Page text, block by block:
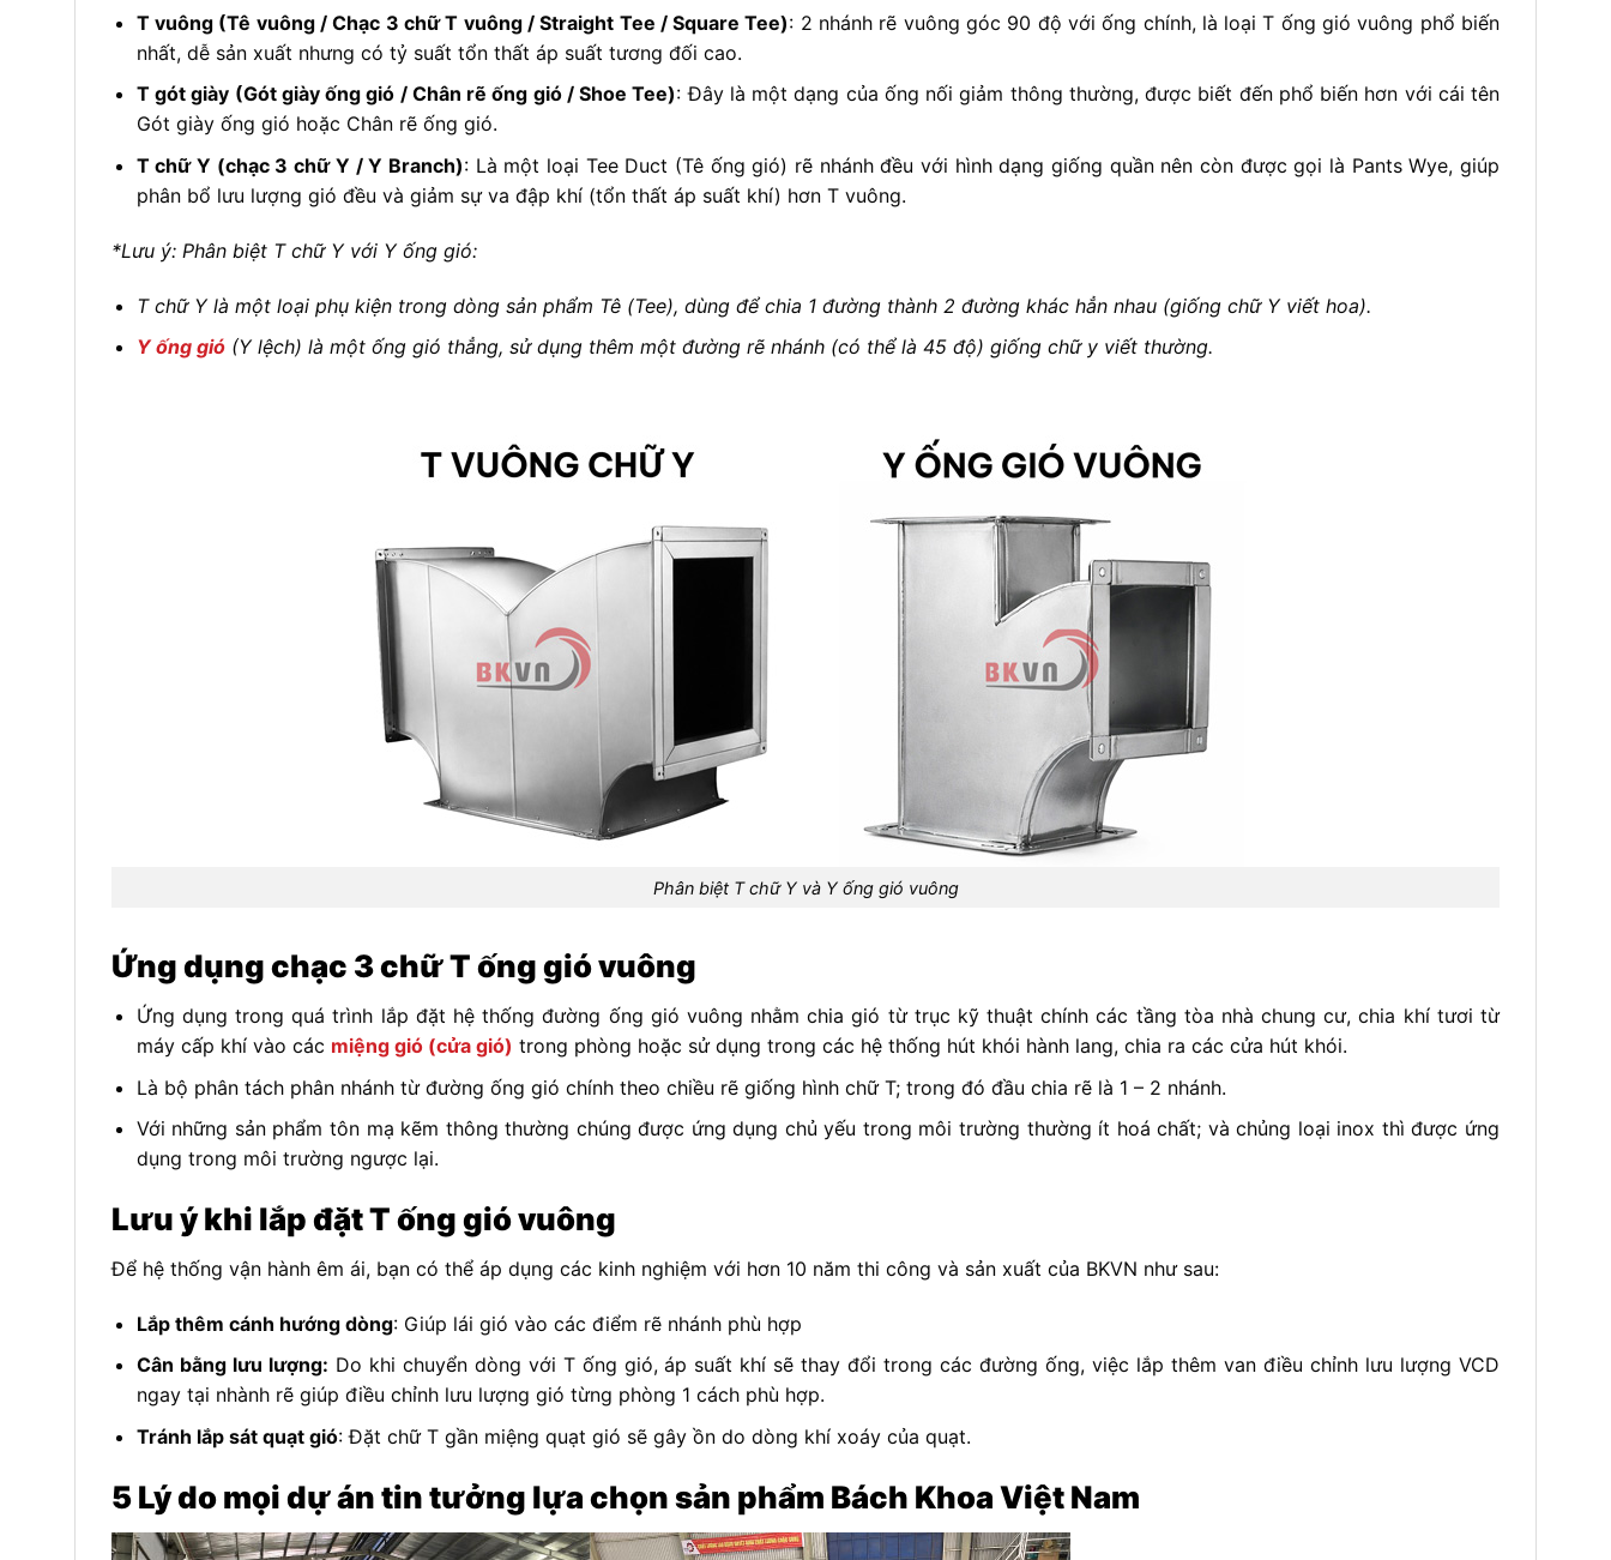
T vuông (Tê vuông / Chạc 3 chữ T vuông / Straight Tee / Square Tee): 2 nhánh rẽ vuông góc 90 độ với ống chính, là loại T ống gió vuông phổ biến
nhất, dễ sản xuất nhưng có tỷ suất tổn thất áp suất tương đối cao.
T gót giày (Gót giày ống gió / Chân rẽ ống gió / Shoe Tee): Đây là một dạng của ống nối giảm thông thường, được biết đến phổ biến hơn với cái tên
Gót giày ống gió hoặc Chân rẽ ống gió.
T chữ Y (chạc 3 chữ Y / Y Branch): Là một loại Tee Duct (Tê ống gió) rẽ nhánh đều với hình dạng giống quần nên còn được gọi là Pants Wye, giúp
phân bổ lưu lượng gió đều và giảm sự va đập khí (tổn thất áp suất khí) hơn T vuông.
*Lưu ý: Phân biệt T chữ Y với Y ống gió:
T chữ Y là một loại phụ kiện trong dòng sản phẩm Tê (Tee), dùng để chia 1 đường thành 2 đường khác hẳn nhau (giống chữ Y viết hoa).
Y ống gió(Y lệch) là một ống gió thẳng, sử dụng thêm một đường rẽ nhánh (có thể là 45 độ) giống chữ y viết thường.
Phân biệt T chữ Y và Y ống gió vuông
Ứng dụng chạc 3 chữ T ống gió vuông
Ứng dụng trong quá trình lắp đặt hệ thống đường ống gió vuông nhằm chia gió từ trục kỹ thuật chính các tầng tòa nhà chung cư, chia khí tươi từ
máy cấp khí vào các miệng gió (cửa gió) trong phòng hoặc sử dụng trong các hệ thống hút khói hành lang, chia ra các cửa hút khói.
Là bộ phân tách phân nhánh từ đường ống gió chính theo chiều rẽ giống hình chữ T; trong đó đầu chia rẽ là 1 – 2 nhánh.
Với những sản phẩm tôn mạ kẽm thông thường chúng được ứng dụng chủ yếu trong môi trường thường ít hoá chất; và chủng loại inox thì được ứng
dụng trong môi trường ngược lại.
Lưu ý khi lắp đặt T ống gió vuông
Để hệ thống vận hành êm ái, bạn có thể áp dụng các kinh nghiệm với hơn 10 năm thi công và sản xuất của BKVN như sau:
Lắp thêm cánh hướng dòng: Giúp lái gió vào các điểm rẽ nhánh phù hợp
Cân bằng lưu lượng: Do khi chuyển dòng với T ống gió, áp suất khí sẽ thay đổi trong các đường ống, việc lắp thêm van điều chỉnh lưu lượng VCD
ngay tại nhành rẽ giúp điều chỉnh lưu lượng gió từng phòng 1 cách phù hợp.
Tránh lắp sát quạt gió: Đặt chữ T gần miệng quạt gió sẽ gây ồn do dòng khí xoáy của quạt.
5 Lý do mọi dự án tin tưởng lựa chọn sản phẩm Bách Khoa Việt Nam